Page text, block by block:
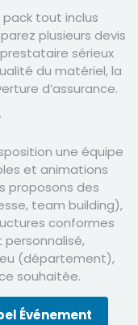
tout inclus
plusieurs devis
sérieux
du matériel, la
d’assurance.
une équipe
et animations
proposons des
team building),
conformes
personnalisé,
(département),
souhaitée.
Événement